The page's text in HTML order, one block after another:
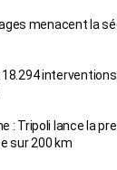
menacent la
interventions
: Tripoli lance la
sur 200 km